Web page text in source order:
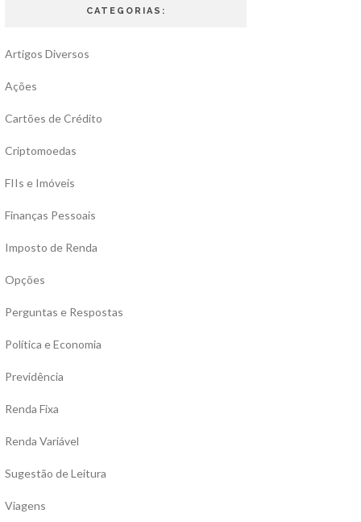
CATEGORIAS:
Artigos Diversos
Ações
Cartões de Crédito
Criptomoedas
FIIs e Imóveis
Finanças Pessoais
Imposto de Renda
Opções
Perguntas e Respostas
Política e Economia
Previdência
Renda Fixa
Renda Variável
Sugestão de Leitura
Viagens